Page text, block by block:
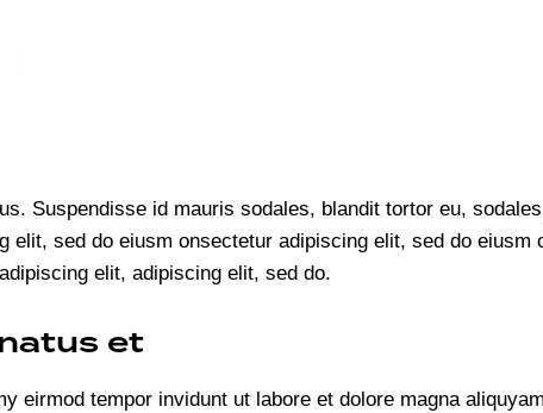
Suspendisse id mauris sodales, blandit tortor eu,
sed do eiusm onsectetur adipiscing elit, sed do eiusm
elit, adipiscing elit, sed do.
et
eirmod tempor invidunt ut labore et dolore magna